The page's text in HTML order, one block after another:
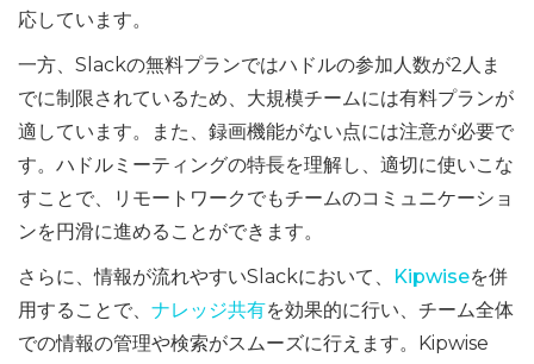
応しています。
一方、Slackの無料プランではハドルの参加人数が2人ま
でに制限されているため、大規模チームには有料プランが
適しています。また、録画機能がない点には注意が必要で
す。ハドルミーティングの特長を理解し、適切に使いこな
すことで、リモートワークでもチームのコミュニケーショ
ンを円滑に進めることができます。
さらに、情報が流れやすいSlackにおいて、
Kipwiseを併
用することで、 ナレッジ共有を効果的に行い、チーム全体
での情報の管理や検索がスムーズに行えます。Kipwise